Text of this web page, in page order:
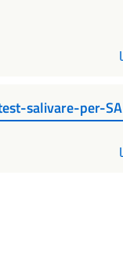
salivare-per-